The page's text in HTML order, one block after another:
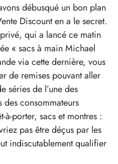
débusqué un bon plan
Discount en a le secret.
qui a lancé ce matin
« sacs à main Michael
via cette dernière, vous
de remises pouvant aller
séries de l’une des
consommateurs
porter, sacs et montres :
pas être déçus par les
indiscutablement qualifier